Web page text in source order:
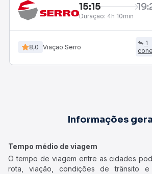
15:15
Duração: 4h 10min
8,0 Viação Serro
1
Informações
Tempo médio de viagem
O tempo de viagem entre as cidades
rota, viação, condições de trânsito